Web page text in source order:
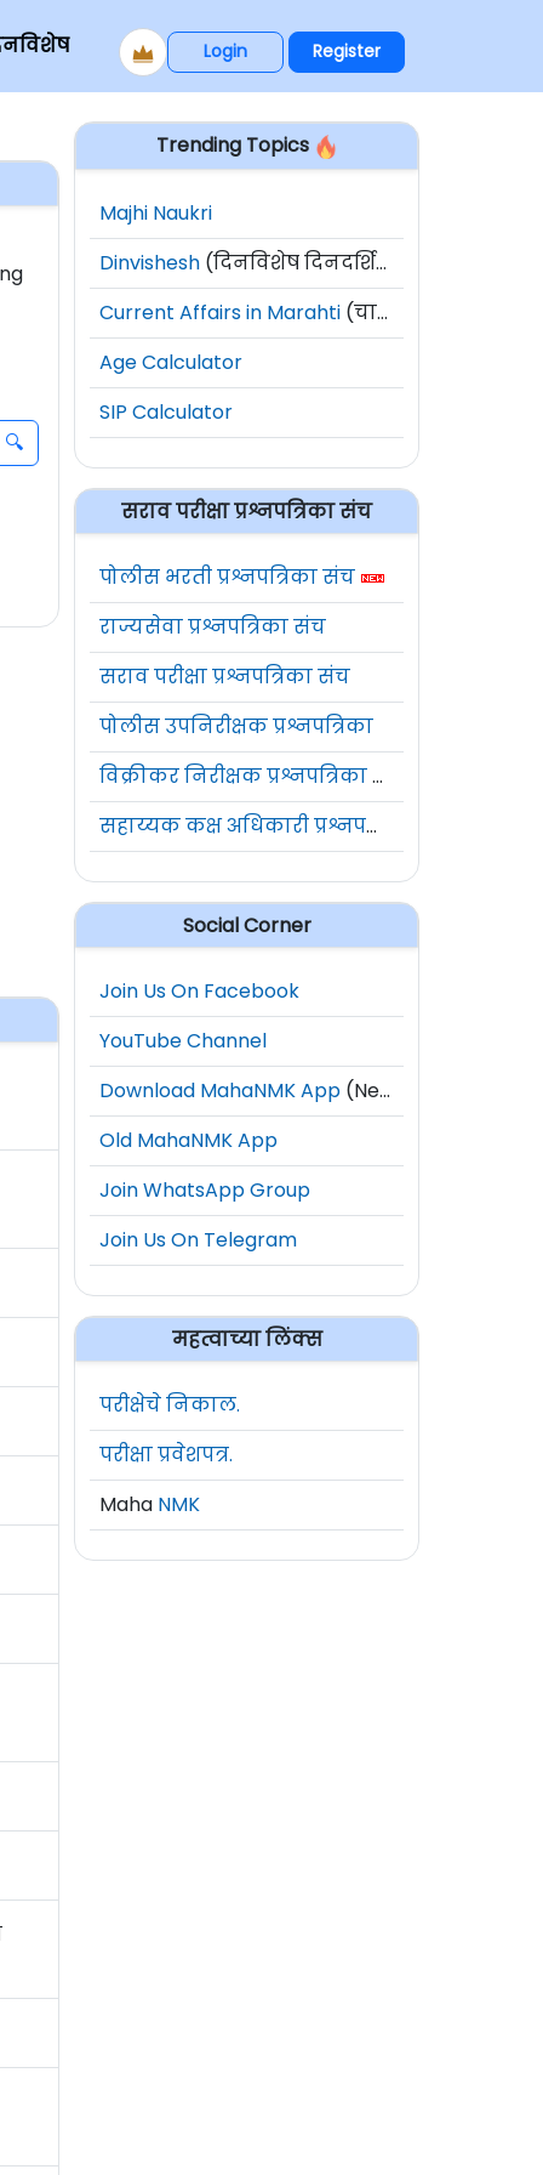
Login Register
Trending Topics
Majhi Naukri
Dinvishesh (दिनविशेष दिनदर्शिका)
Current Affairs in Marahti (चालू घडामोडी)
Age Calculator
SIP Calculator
सराव परीक्षा प्रश्नपत्रिका संच
पोलीस भरती प्रश्नपत्रिका संच
राज्यसेवा प्रश्नपत्रिका संच
सराव परीक्षा प्रश्नपत्रिका संच
पोलीस उपनिरीक्षक प्रश्नपत्रिका
विक्रीकर निरीक्षक प्रश्नपत्रिका संच
सहाय्यक कक्ष अधिकारी प्रश्नपत्रिका संच
Social Corner
Join Us On Facebook
YouTube Channel
Download MahaNMK App (New)
Old MahaNMK App
Join WhatsApp Group
Join Us On Telegram
महत्वाच्या लिंक्स
परीक्षेचे निकाल.
परीक्षा प्रवेशपत्र.
Maha NMK